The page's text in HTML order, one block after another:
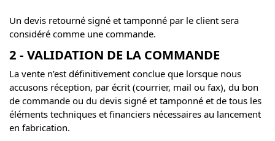
Un devis retourné signé et tamponné par le client sera
considéré comme une commande.
2 - VALIDATION DE LA COMMANDE
La vente n’est définitivement conclue que lorsque nous
accusons réception, par écrit (courrier, mail ou fax), du bon
de commande ou du devis signé et tamponné et de tous les
éléments techniques et financiers nécessaires au lancement
en fabrication.